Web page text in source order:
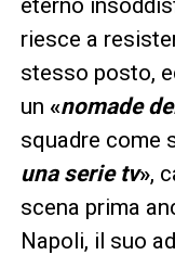
riesce a
stesso posto,
un «nomade
squadre come
una serie tv»,
scena prima
Napoli, il suo